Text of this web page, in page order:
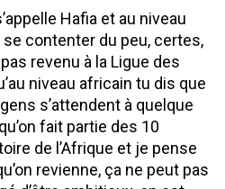
Hafia et au niveau
contenter du peu, certes,
revenu à la Ligue des
niveau africain tu dis que
s’attendent à quelque
fait partie des 10
de l’Afrique et je pense
revienne, ça ne peut pas